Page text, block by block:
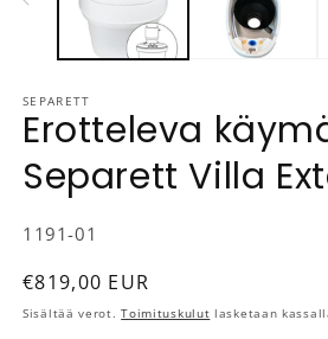
SEPARETT
Erotteleva
Separett Villa
SKU-koodi:
1191-01
Normaalihinta
€819,00 EUR
Sisältää verot.Toimituskulut lasketaan